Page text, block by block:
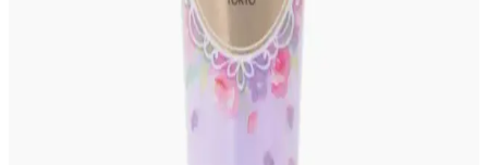
Ulta Beauty Collection #210 Ruj: Renk Özellikleri,
İsimlendirme ve Tarihçesi
Ulta Beauty Collection #210 ruj, soğuk alt tonlu mürdüm-üzüm
rengi ve ışıltılı yapısıyla 90'lar estetiğini yansıtır. İsim yerine numara
kullanımı, ürünün sınırlı üretim ve tarihçesini öne çıkarır.